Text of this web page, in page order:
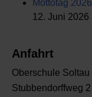
Mottotag 2026
12. Juni 2026
Anfahrt
Oberschule Soltau
Stubbendorffweg 2